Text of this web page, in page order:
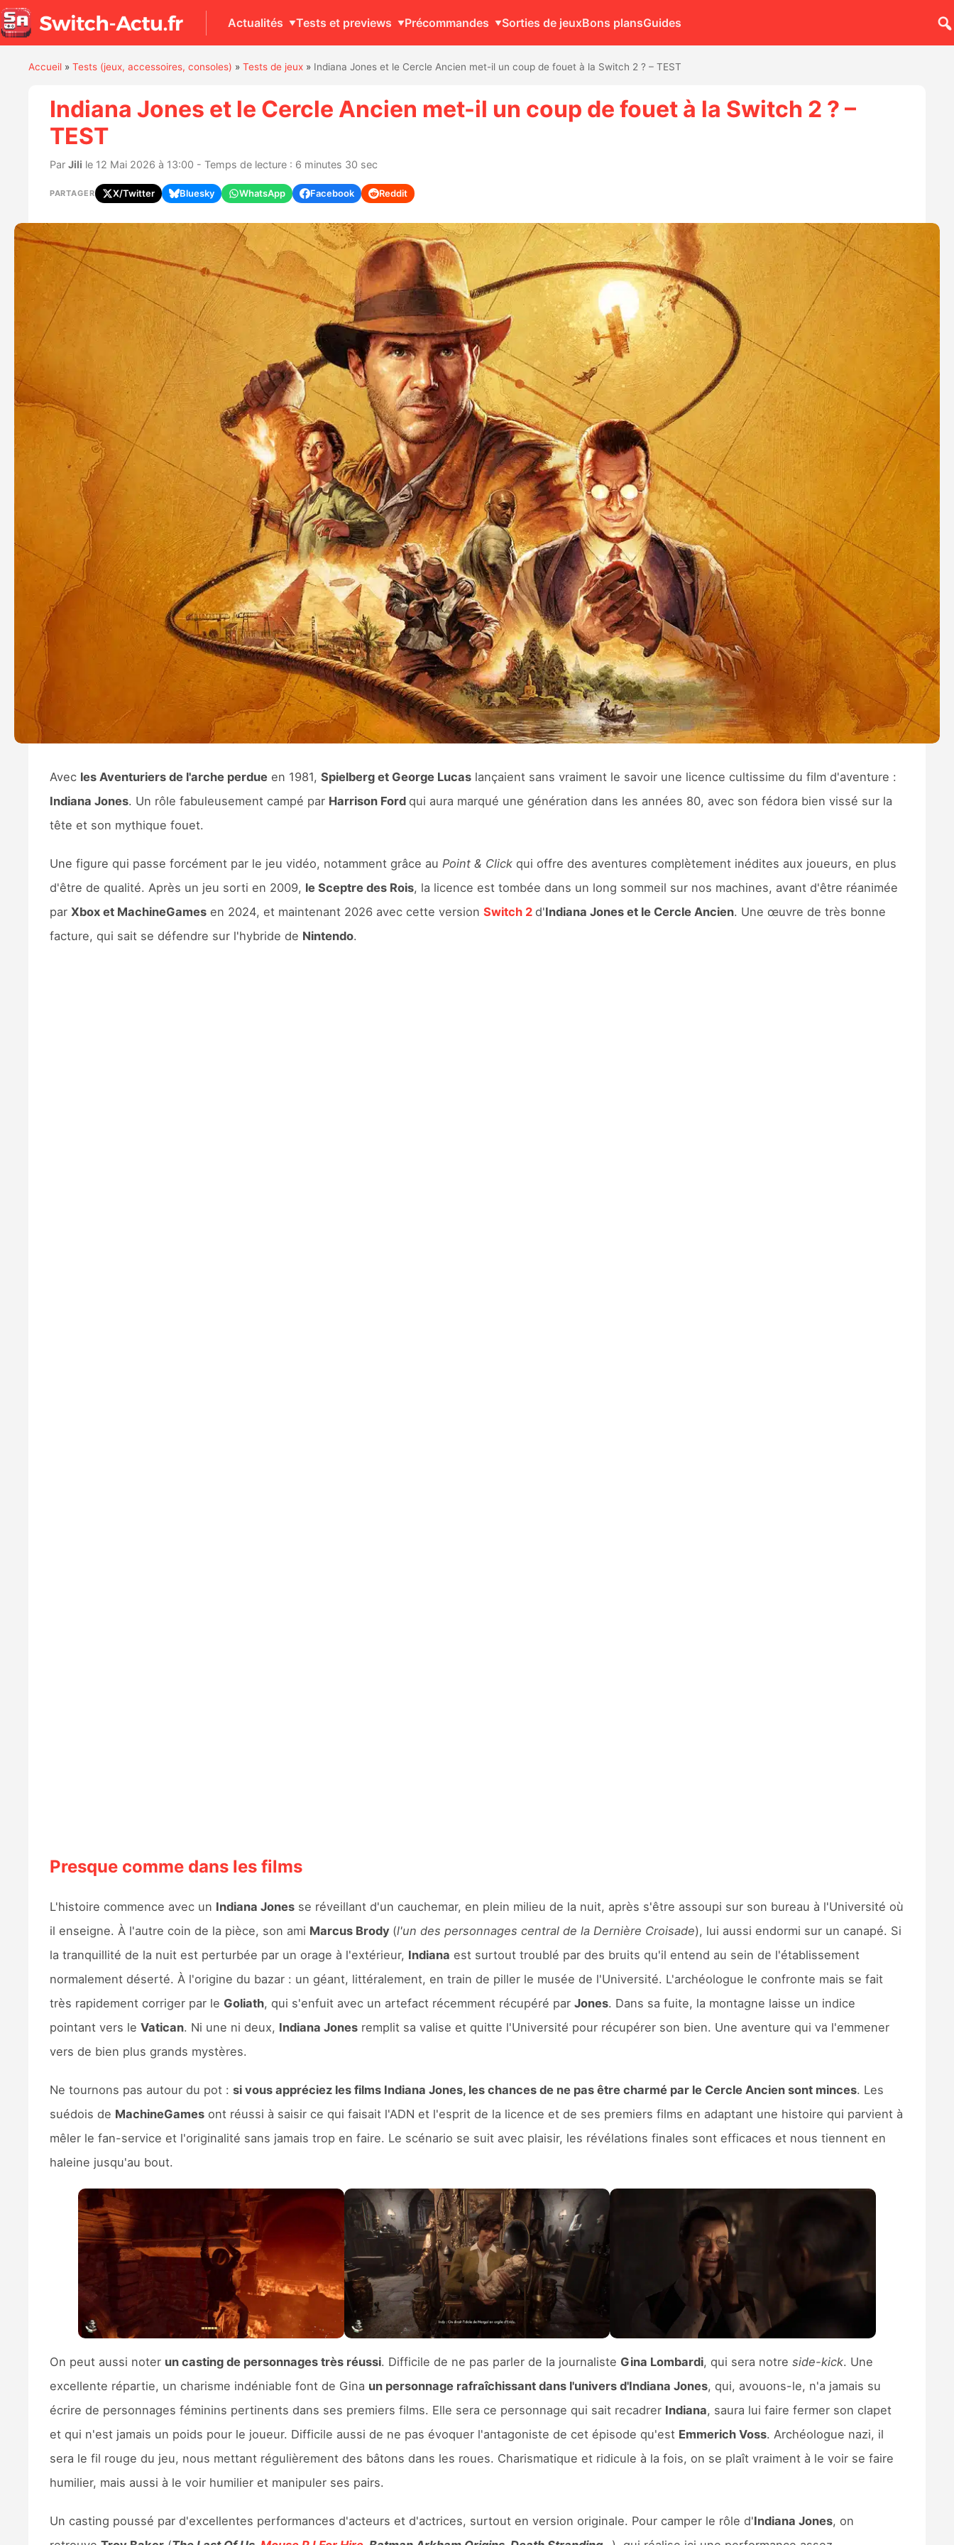
Actualités Tests et previews Précommandes Sorties de jeuxBons plansGuides
Accueil» Tests (jeux, accessoires, consoles) » Tests de jeux» Indiana Jones et le Cercle Ancien met-il un coup de fouet à la Switch 2 ? – TEST
Indiana Jones et le Cercle Ancien met-il un coup de fouet à la Switch 2 ? –
TEST
Par Jili le 12 Mai 2026 à 13:00 - Temps de lecture : 6 minutes 30 sec
PARTAGER X/Twitter Bluesky WhatsApp Facebook Reddit
Avec les Aventuriers de l'arche perdueen 1981, Spielberg et George Lucaslançaient sans vraiment le savoir une licence cultissime du film d'aventure :
Indiana Jones. Un rôle fabuleusement campé par Harrison Ford qui aura marqué une génération dans les années 80, avec son fédora bien vissé sur la
tête et son mythique fouet.
Une figure qui passe forcément par le jeu vidéo, notamment grâce au Point & Clickqui offre des aventures complètement inédites aux joueurs, en plus
d'être de qualité. Après un jeu sorti en 2009, le Sceptre des Rois, la licence est tombée dans un long sommeil sur nos machines, avant d'être réanimée
par Xbox et MachineGamesen 2024, et maintenant 2026 avec cette version Switch 2 d'Indiana Jones et le Cercle Ancien. Une œuvre de très bonne
facture, qui sait se défendre sur l'hybride de Nintendo.
Presque comme dans les films
L'histoire commence avec un Indiana Jonesse réveillant d'un cauchemar, en plein milieu de la nuit, après s'être assoupi sur son bureau à l'Université où
il enseigne. À l'autre coin de la pièce, son ami Marcus Brody (l'un des personnages central de la Dernière Croisade), lui aussi endormi sur un canapé. Si
la tranquillité de la nuit est perturbée par un orage à l'extérieur, Indiana est surtout troublé par des bruits qu'il entend au sein de l'établissement
normalement déserté. À l'origine du bazar : un géant, littéralement, en train de piller le musée de l'Université. L'archéologue le confronte mais se fait
très rapidement corriger par le Goliath, qui s'enfuit avec un artefact récemment récupéré par Jones. Dans sa fuite, la montagne laisse un indice
pointant vers le Vatican. Ni une ni deux, Indiana Jonesremplit sa valise et quitte l'Université pour récupérer son bien. Une aventure qui va l'emmener
vers de bien plus grands mystères.
Ne tournons pas autour du pot : si vous appréciez les films Indiana Jones, les chances de ne pas être charmé par le Cercle Ancien sont minces. Les
suédois de MachineGamesont réussi à saisir ce qui faisait l'ADN et l'esprit de la licence et de ses premiers films en adaptant une histoire qui parvient à
mêler le fan-service et l'originalité sans jamais trop en faire. Le scénario se suit avec plaisir, les révélations finales sont efficaces et nous tiennent en
haleine jusqu'au bout.
On peut aussi noter un casting de personnages très réussi. Difficile de ne pas parler de la journaliste Gina Lombardi, qui sera notre side-kick. Une
excellente répartie, un charisme indéniable font de Gina un personnage rafraîchissant dans l'univers d'Indiana Jones, qui, avouons-le, n'a jamais su
écrire de personnages féminins pertinents dans ses premiers films. Elle sera ce personnage qui sait recadrer Indiana, saura lui faire fermer son clapet
et qui n'est jamais un poids pour le joueur. Difficile aussi de ne pas évoquer l'antagoniste de cet épisode qu'est Emmerich Voss. Archéologue nazi, il
sera le fil rouge du jeu, nous mettant régulièrement des bâtons dans les roues. Charismatique et ridicule à la fois, on se plaît vraiment à le voir se faire
humilier, mais aussi à le voir humilier et manipuler ses pairs.
Un casting poussé par d'excellentes performances d'acteurs et d'actrices, surtout en version originale. Pour camper le rôle d'Indiana Jones, on